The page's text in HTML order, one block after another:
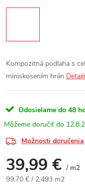
Kompozitná podlaha s
miniskosením hrán
Odosielame do 48
Možnosti doručenia
39,99 € / m2
Jednotková cena:
99,70 € / 2.493 m2